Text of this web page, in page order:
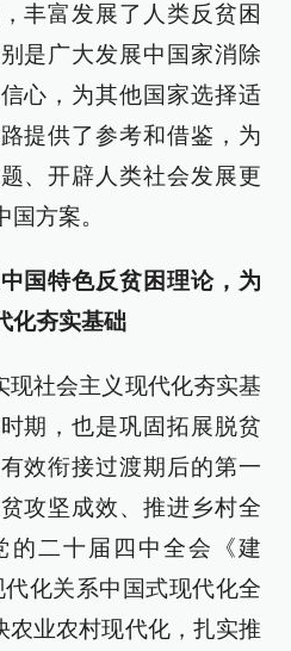
丰富发展了人类反贫困
是广大发展中国家消除
心，为其他国家选择适
提供了参考和借鉴，为
、开辟人类社会发展更
方案。
国特色反贫困理论，为
化夯实基础
现社会主义现代化夯实基
期，也是巩固拓展脱贫
效衔接过渡期后的第一
攻坚成效、推进乡村全
的二十届四中全会《建
化关系中国式现代化全
农业农村现代化，扎实推